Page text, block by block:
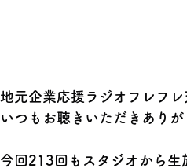
地元企業応援ラジオフレフレ
いつもお聴きいただきありが
今回213回もスタジオから生